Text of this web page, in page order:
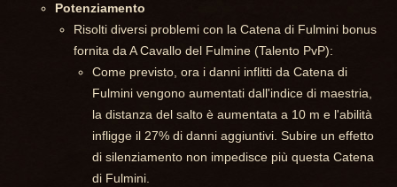
Potenziamento
Risolti diversi problemi con la Catena di Fulmini bonus
fornita da A Cavallo del Fulmine (Talento PvP):
Come previsto, ora i danni inflitti da Catena di
Fulmini vengono aumentati dall'indice di maestria,
la distanza del salto è aumentata a 10 m e l'abilità
infligge il 27% di danni aggiuntivi. Subire un effetto
di silenziamento non impedisce più questa Catena
di Fulmini.